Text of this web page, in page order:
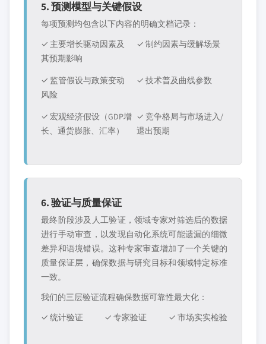
5. 预测模型与关键假设
每项预测均包含以下内容的明确文档记录：
✓ 主要增长驱动因素及
其预期影响
✓ 制约因素与缓解场景
✓ 监管假设与政策变动
风险
✓ 技术普及曲线参数
✓ 宏观经济假设（GDP增
长、通货膨胀、汇率）
✓ 竞争格局与市场进入/
退出预期
6. 验证与质量保证
最终阶段涉及人工验证，领域专家对筛选后的数据
进行手动审查，以发现自动化系统可能遗漏的细微
差异和语境错误。这种专家审查增加了一个关键的
质量保证层，确保数据与研究目标和领域特定标准
一致。
我们的三层验证流程确保数据可靠性最大化：
✓ 统计验证
✓ 专家验证 ✓ 市场实实检验